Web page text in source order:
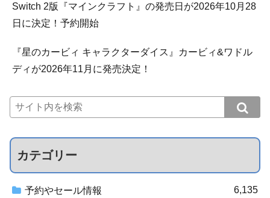
Switch 2版『マインクラフト』の発売日が2026年10月28
日に決定！予約開始
『星のカービィ キャラクターダイス』カービィ&ワドル
ディが2026年11月に発売決定！
カテゴリー
予約やセール情報 6,135